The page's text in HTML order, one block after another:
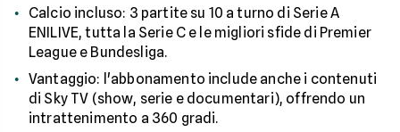
Calcio incluso: 3 partite su 10 a turno di Serie A
ENILIVE, tutta la Serie C e le migliori sfide di Premier
League e Bundesliga.
Vantaggio: l'abbonamento include anche i contenuti
di Sky TV (show, serie e documentari), offrendo un
intrattenimento a 360 gradi.